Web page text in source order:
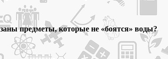
предметы, которые не «боятся» воды?